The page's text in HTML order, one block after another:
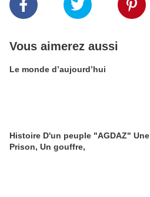
Vous aimerez aussi
Le monde d’aujourd’hui
Histoire D'un peuple "AGDAZ" Une
Prison, Un gouffre,